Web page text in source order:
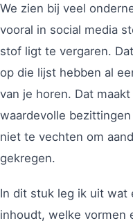
We zien bij veel
vooral in social media
stof ligt te vergaren.
op die lijst hebben al
van je horen. Dat
waardevolle
niet te vechten om
gekregen.
In dit stuk leg ik uit wat
inhoudt, welke vormen